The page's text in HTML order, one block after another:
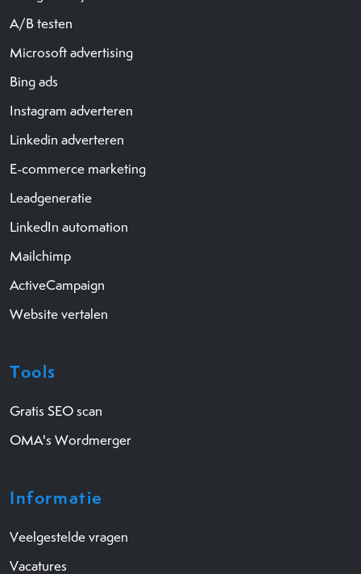
A/B testen
Microsoft advertising
Bing ads
Instagram adverteren
Linkedin adverteren
E-commerce marketing
Leadgeneratie
LinkedIn automation
Mailchimp
ActiveCampaign
Website vertalen
Tools
Gratis SEO scan
OMA's Wordmerger
Informatie
Veelgestelde vragen
Vacatures